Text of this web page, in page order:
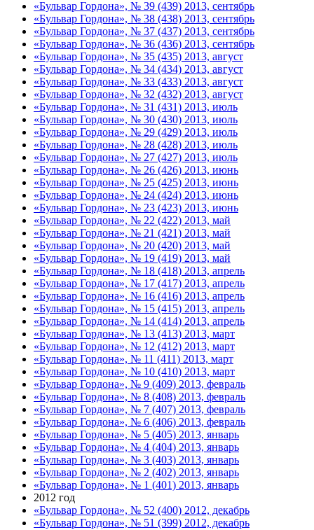
«Бульвар Гордона», № 39 (439) 2013, сентябрь
«Бульвар Гордона», № 38 (438) 2013, сентябрь
«Бульвар Гордона», № 37 (437) 2013, сентябрь
«Бульвар Гордона», № 36 (436) 2013, сентябрь
«Бульвар Гордона», № 35 (435) 2013, август
«Бульвар Гордона», № 34 (434) 2013, август
«Бульвар Гордона», № 33 (433) 2013, август
«Бульвар Гордона», № 32 (432) 2013, август
«Бульвар Гордона», № 31 (431) 2013, июль
«Бульвар Гордона», № 30 (430) 2013, июль
«Бульвар Гордона», № 29 (429) 2013, июль
«Бульвар Гордона», № 28 (428) 2013, июль
«Бульвар Гордона», № 27 (427) 2013, июль
«Бульвар Гордона», № 26 (426) 2013, июнь
«Бульвар Гордона», № 25 (425) 2013, июнь
«Бульвар Гордона», № 24 (424) 2013, июнь
«Бульвар Гордона», № 23 (423) 2013, июнь
«Бульвар Гордона», № 22 (422) 2013, май
«Бульвар Гордона», № 21 (421) 2013, май
«Бульвар Гордона», № 20 (420) 2013, май
«Бульвар Гордона», № 19 (419) 2013, май
«Бульвар Гордона», № 18 (418) 2013, апрель
«Бульвар Гордона», № 17 (417) 2013, апрель
«Бульвар Гордона», № 16 (416) 2013, апрель
«Бульвар Гордона», № 15 (415) 2013, апрель
«Бульвар Гордона», № 14 (414) 2013, апрель
«Бульвар Гордона», № 13 (413) 2013, март
«Бульвар Гордона», № 12 (412) 2013, март
«Бульвар Гордона», № 11 (411) 2013, март
«Бульвар Гордона», № 10 (410) 2013, март
«Бульвар Гордона», № 9 (409) 2013, февраль
«Бульвар Гордона», № 8 (408) 2013, февраль
«Бульвар Гордона», № 7 (407) 2013, февраль
«Бульвар Гордона», № 6 (406) 2013, февраль
«Бульвар Гордона», № 5 (405) 2013, январь
«Бульвар Гордона», № 4 (404) 2013, январь
«Бульвар Гордона», № 3 (403) 2013, январь
«Бульвар Гордона», № 2 (402) 2013, январь
«Бульвар Гордона», № 1 (401) 2013, январь
2012 год
«Бульвар Гордона», № 52 (400) 2012, декабрь
«Бульвар Гордона», № 51 (399) 2012, декабрь